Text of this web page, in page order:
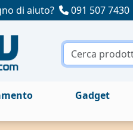
di aiuto? 091 507 7430
Gadget